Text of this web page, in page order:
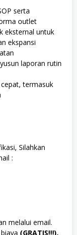
serta
outlet
eksternal untuk
ekspansi
laporan rutin
termasuk
Silahkan
:
melalui email.
(GRATIS!!!).